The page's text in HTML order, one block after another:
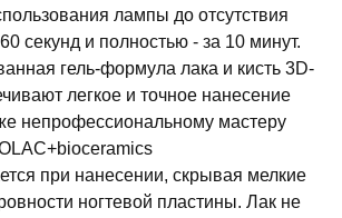
лампы до отсутствия
секунд и полностью - за 10 минут.
гель-формула лака и кисть 3D-
легкое и точное нанесение
непрофессиональному мастеру
при нанесении, скрывая мелкие
ногтевой пластины. Лак не